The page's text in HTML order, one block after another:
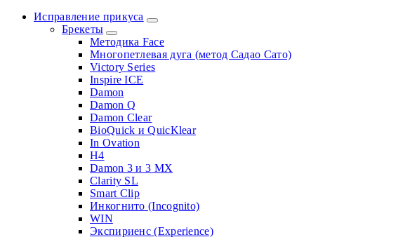
Исправление прикуса
Брекеты
Методика Face
Многопетлевая дуга (метод Садао Сато)
Victory Series
Inspire ICE
Damon
Damon Q
Damon Clear
BioQuick и QuicKlear
In Ovation
H4
Damon 3 и 3 MX
Clarity SL
Smart Clip
Инкогнито (Incognito)
WIN
Экспириенс (Experience)